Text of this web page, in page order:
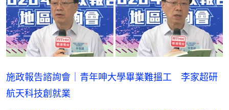
施政報告諮詢會｜青年呻大學畢業難搵工 李家超研
航天科技創就業